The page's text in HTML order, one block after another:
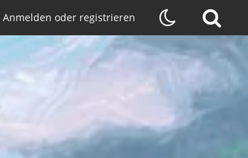
Anmelden oder registrieren